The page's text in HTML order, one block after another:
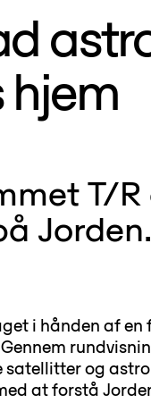
T/
Jorden.
i hånden af
satellitter og
at forstå